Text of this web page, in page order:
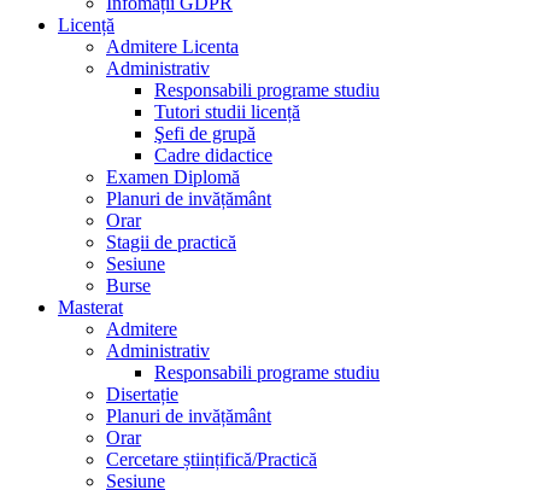
Licență
Admitere Licenta
Administrativ
Responsabili programe studiu
Tutori studii licență
Şefi de grupă
Cadre didactice
Examen Diplomă
Planuri de invățământ
Orar
Stagii de practică
Sesiune
Burse
Masterat
Admitere
Administrativ
Responsabili programe studiu
Disertație
Planuri de invățământ
Orar
Cercetare științifică/Practică
Sesiune